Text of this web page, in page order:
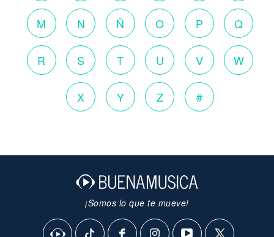
M N Ñ O P Q
R S T U V W
X Y Z #
¡Somos lo que te mueve!